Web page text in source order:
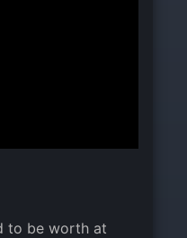
to be worth at